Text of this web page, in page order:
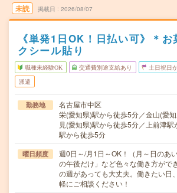
未読 掲載日 2026/08/07
《単発1日OK！日払い可》＊
クシール貼り
職種未経験OK 交通費別途支給あり 土日祝日
派遣
勤務地
名古屋市中区
栄(愛知県)駅から徒歩5分／金山(愛
見(愛知県)駅から徒歩5分／上前津
駅から徒歩5分
曜日頻度
週0日～/月1日～OK！（月～日のあ
の午後だけ」など色々な働き方がで
の週があっても大丈夫。働きたい日
軽にご相談ください！